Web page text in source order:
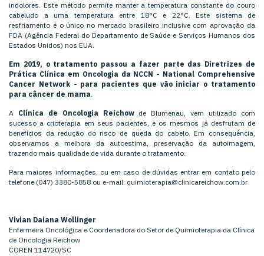
indolores. Este método permite manter a temperatura constante do couro
cabeludo a uma temperatura entre 18°C e 22°C. Este sistema de
resfriamento é o único no mercado brasileiro inclusive com aprovação da
FDA (Agência Federal do Departamento de Saúde e Serviços Humanos dos
Estados Unidos) nos EUA.
Em 2019, o tratamento passou a fazer parte das Diretrizes de
Prática Clínica em Oncologia da NCCN - National Comprehensive
Cancer Network - para pacientes que vão iniciar o tratamento
para câncer de mama.
A Clínica de Oncologia Reichowde Blumenau, vem utilizado com
sucesso a crioterapia em seus pacientes, e os mesmos já desfrutam de
benefícios da redução do risco de queda do cabelo. Em consequência,
observamos a melhora da autoestima, preservação da autoimagem,
trazendo mais qualidade de vida durante o tratamento.
Para maiores informações, ou em caso de dúvidas entrar em contato pelo
telefone (047) 3380-5858 ou e-mail: quimioterapia@clinicareichow.com.br
Vivian Daiana Wollinger
Enfermeira Oncológica e Coordenadora do Setor de Quimioterapia da Clínica
de Oncologia Reichow
COREN 114720/SC